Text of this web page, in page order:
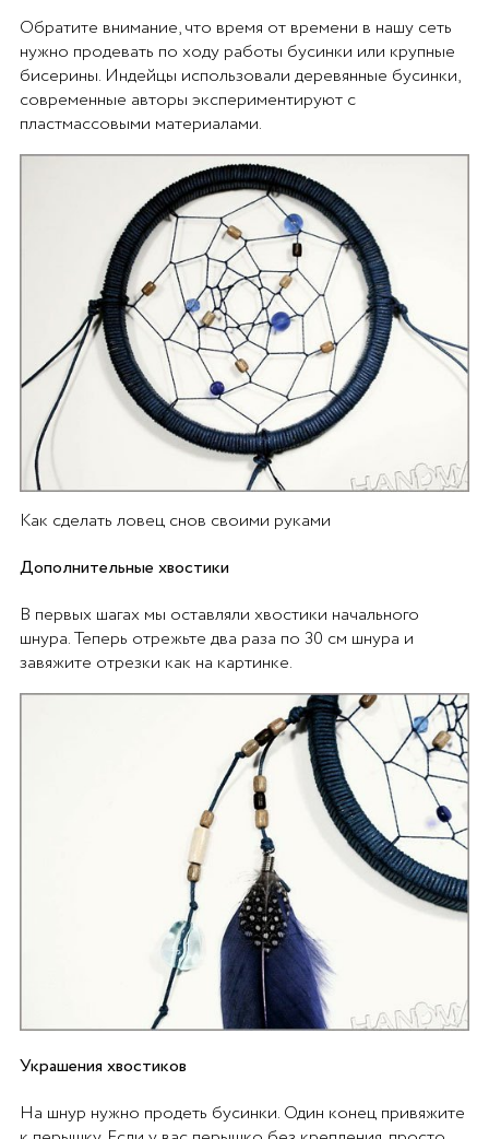
Обратите внимание, что время от времени в нашу сеть
нужно продевать по ходу работы бусинки или крупные
бисерины. Индейцы использовали деревянные бусинки,
современные авторы экспериментируют с
пластмассовыми материалами.
Как сделать ловец снов своими руками
Дополнительные хвостики
В первых шагах мы оставляли хвостики начального
шнура. Теперь отрежьте два раза по 30 см шнура и
завяжите отрезки как на картинке.
Украшения хвостиков
На шнур нужно продеть бусинки. Один конец привяжите